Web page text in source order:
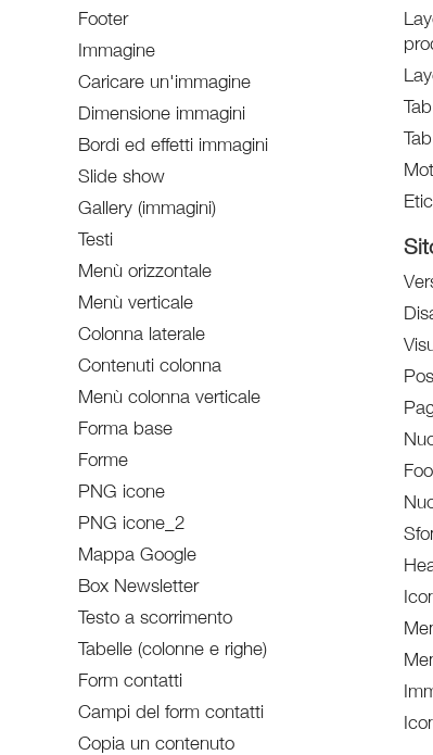
Footer
Immagine
Caricare un'immagine
Dimensione immagini
Bordi ed effetti immagini
Slide show
Gallery (immagini)
Testi
Menù orizzontale
Menù verticale
Colonna laterale
Contenuti colonna
Menù colonna verticale
Forma base
Forme
PNG icone
PNG icone_2
Mappa Google
Box Newsletter
Testo a scorrimento
Tabelle (colonne e righe)
Form contatti
Campi del form contatti
Copia un contenuto